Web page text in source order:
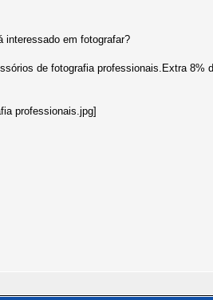
interessado em fotografar?
de fotografia professionais.Extra 8%